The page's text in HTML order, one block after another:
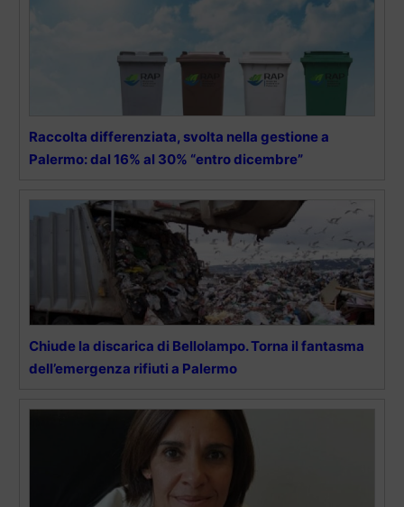
Raccolta differenziata, svolta nella gestione a
Palermo: dal 16% al 30% “entro dicembre”
Chiude la discarica di Bellolampo. Torna il fantasma
dell’emergenza rifiuti a Palermo